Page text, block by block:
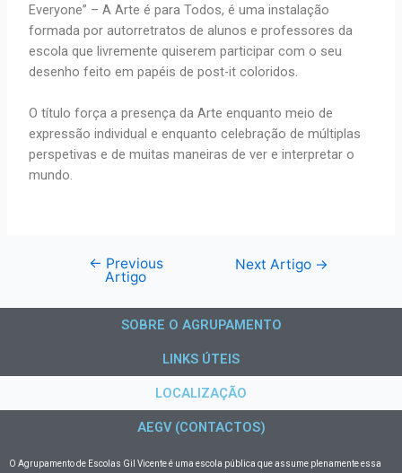
Everyone” – A Arte é para Todos, é uma instalação
formada por autorretratos de alunos e professores da
escola que livremente quiserem participar com o seu
desenho feito em papéis de post-it coloridos.
O título força a presença da Arte enquanto meio de
expressão individual e enquanto celebração de múltiplas
perspetivas e de muitas maneiras de ver e interpretar o
mundo.
← Previous
Artigo
Next Artigo →
SOBRE O AGRUPAMENTO
LINKS ÚTEIS
LOCALIZAÇÃO
AEGV (CONTACTOS)
O Agrupamento de Escolas Gil Vicenteé uma escola pública que assume plenamente essa